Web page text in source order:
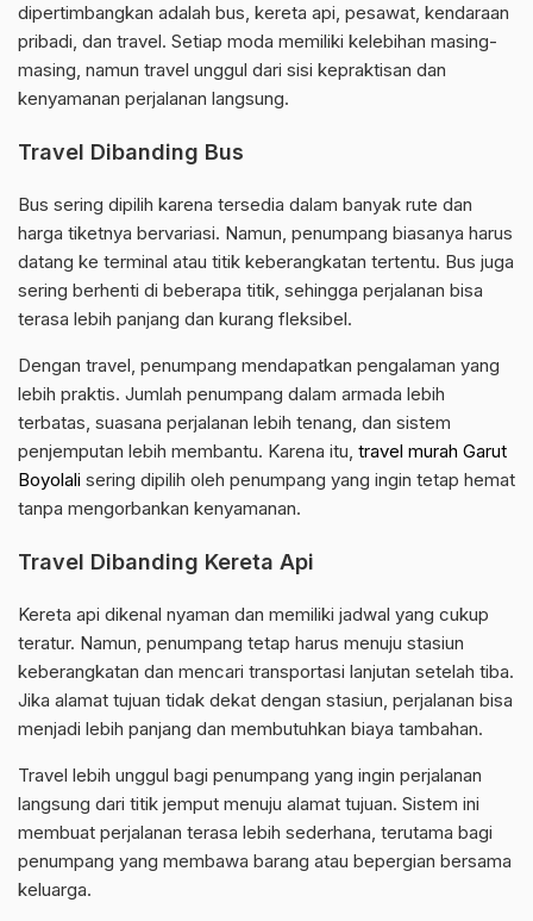
dipertimbangkan adalah bus, kereta api, pesawat, kendaraan
pribadi, dan travel. Setiap moda memiliki kelebihan masing-
masing, namun travel unggul dari sisi kepraktisan dan
kenyamanan perjalanan langsung.
Travel Dibanding Bus
Bus sering dipilih karena tersedia dalam banyak rute dan
harga tiketnya bervariasi. Namun, penumpang biasanya harus
datang ke terminal atau titik keberangkatan tertentu. Bus juga
sering berhenti di beberapa titik, sehingga perjalanan bisa
terasa lebih panjang dan kurang fleksibel.
Dengan travel, penumpang mendapatkan pengalaman yang
lebih praktis. Jumlah penumpang dalam armada lebih
terbatas, suasana perjalanan lebih tenang, dan sistem
penjemputan lebih membantu. Karena itu, travel murah Garut
Boyolali sering dipilih oleh penumpang yang ingin tetap hemat
tanpa mengorbankan kenyamanan.
Travel Dibanding Kereta Api
Kereta api dikenal nyaman dan memiliki jadwal yang cukup
teratur. Namun, penumpang tetap harus menuju stasiun
keberangkatan dan mencari transportasi lanjutan setelah tiba.
Jika alamat tujuan tidak dekat dengan stasiun, perjalanan bisa
menjadi lebih panjang dan membutuhkan biaya tambahan.
Travel lebih unggul bagi penumpang yang ingin perjalanan
langsung dari titik jemput menuju alamat tujuan. Sistem ini
membuat perjalanan terasa lebih sederhana, terutama bagi
penumpang yang membawa barang atau bepergian bersama
keluarga.